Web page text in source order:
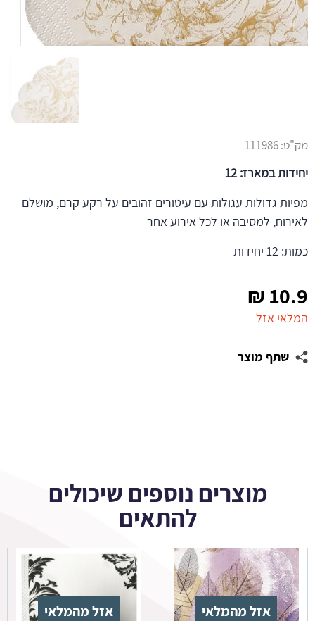
10.9
₪
המלאי אזל
שתף מוצר
מק"ט:111986
יחידות במארז: 12
מפיות גדולות עגולות עם עיטורים זהובים על רקע קרם, מושלם
לאירוח, למסיבה או לכל אירוע אחר
כמות: 12 יחידות
מוצרים נוספים שיכולים
להתאים
אזל מהמלאי אזל מהמלאי